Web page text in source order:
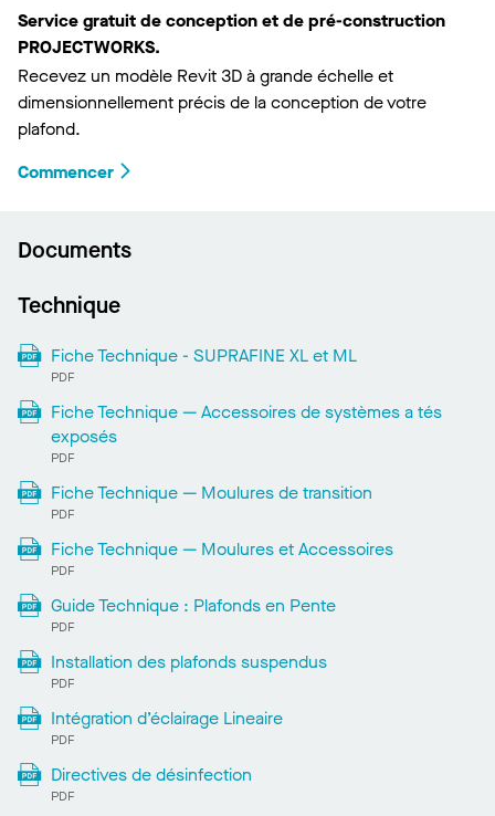
Service gratuit de conception et de pré-construction
PROJECTWORKS.
Recevez un modèle Revit 3D à grande échelle et
dimensionnellement précis de la conception de votre
plafond.
Commencer
Documents
Technique
Fiche Technique - SUPRAFINE XL et ML
PDF
Fiche Technique — Accessoires de systèmes a tés
exposés
PDF
Fiche Technique — Moulures de transition
PDF
Fiche Technique — Moulures et Accessoires
PDF
Guide Technique : Plafonds en Pente
PDF
Installation des plafonds suspendus
PDF
Intégration d’éclairage Lineaire
PDF
Directives de désinfection
PDF